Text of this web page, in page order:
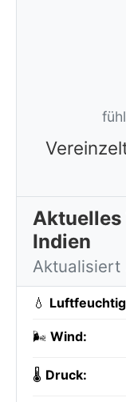
Aktuelles
Indien
Aktualisiert
💧
🌬️ Wind:
🌡️ Druck: